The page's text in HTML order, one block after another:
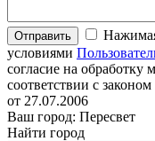
Отправить
условиями
согласие на
соответствии с
от 27.07.2006
Ваш город: Пересвет
Найти город